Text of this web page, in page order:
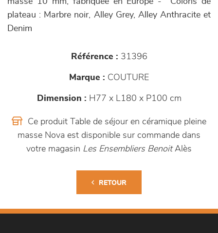
plateau : Marbre noir, Alley Grey, Alley Anthracite et
Denim
Référence : 31396
Marque : COUTURE
Dimension : H77 x L180 x P100 cm
Ce produit Table de séjour en céramique pleine
masse Nova est disponible sur commande dans
votre magasin Les Ensembliers BenoitAlès
RETOUR